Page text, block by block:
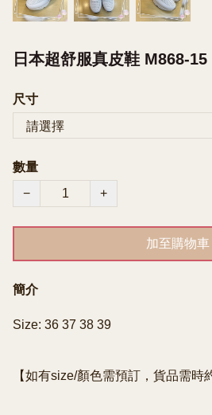
日本超舒服真皮鞋 M868-15
尺寸
數量
−
+
加至購物車
簡介
Size: 36 37 38 39
【如有size/顏色需預訂，貨品需時